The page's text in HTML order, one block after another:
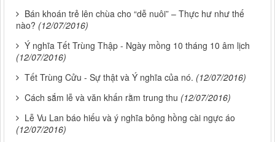
Bán khoán trẻ lên chùa cho “dễ nuôi” – Thực hư như thế
nào? (12/07/2016)
Ý nghĩa Tết Trùng Thập - Ngày mồng 10 tháng 10 âm lịch
(12/07/2016)
Tết Trùng Cửu - Sự thật và Ý nghĩa của nó. (12/07/2016)
Cách sắm lễ và văn khấn rằm trung thu (12/07/2016)
Lễ Vu Lan báo hiếu và ý nghĩa bông hồng cài ngực áo
(12/07/2016)